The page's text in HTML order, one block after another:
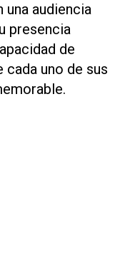
audiencia
presencia
de
uno de sus